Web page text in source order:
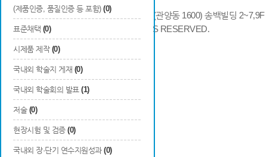
(제품인증, 품질인증 등 포함) (0)
표준채택 (0)
시제품 제작 (0)
국내외 학술지 게재 (0)
국내외 학술회의 발표 (1)
저술 (0)
현장시험 및 검증 (0)
국내외 장·단기 연수지원성과 (0)
14066 경기도 안양시 동안구 시민대로 286 (관양동 1600) 송백빌딩
COPYRIGHTS © 2014 KAIA, ALL RIGHTS RESERVED.